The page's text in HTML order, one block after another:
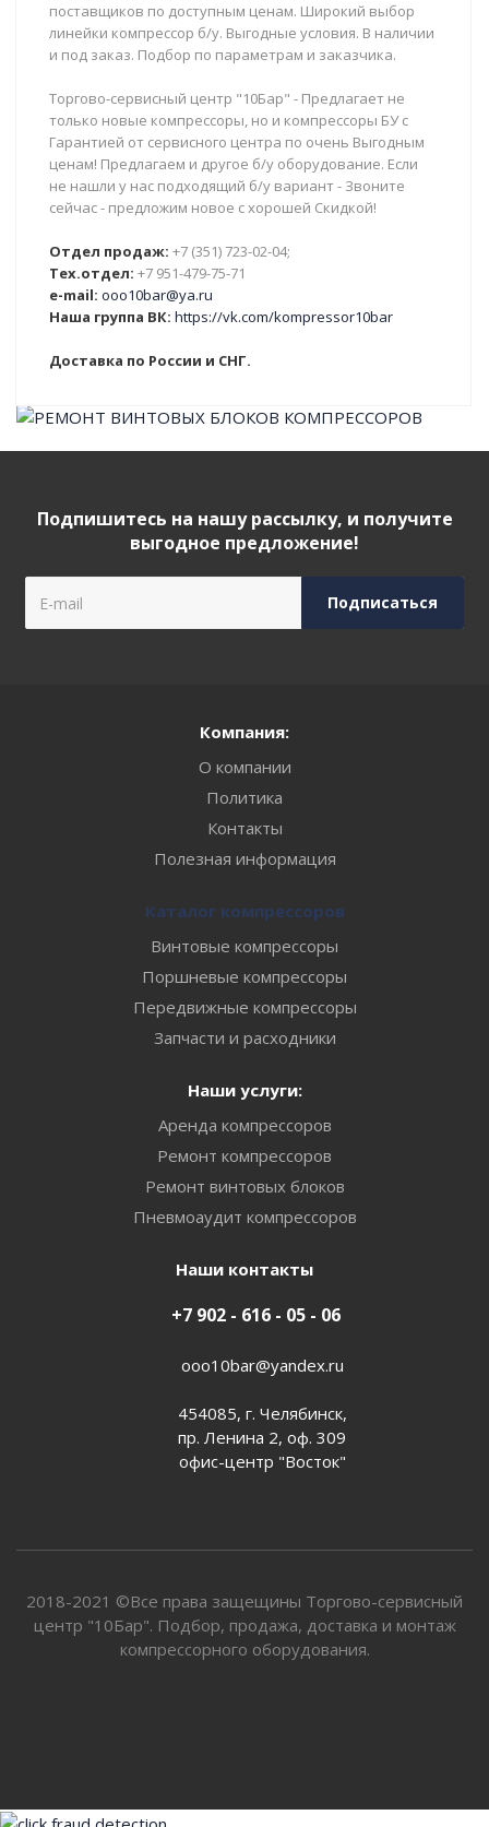
поставщиков по доступным ценам. Широкий выбор
линейки компрессор б/у. Выгодные условия. В наличии
и под заказ. Подбор по параметрам и заказчика.
Торгово-сервисный центр "10Бар" - Предлагает не
только новые компрессоры, но и компрессоры БУ с
Гарантией от сервисного центра по очень Выгодным
ценам! Предлагаем и другое б/у оборудование. Если
не нашли у нас подходящий б/у вариант - Звоните
сейчас - предложим новое с хорошей Скидкой!
Отдел продаж: +7 (351) 723-02-04;
Тех.отдел: +7 951-479-75-71
e-mail: ooo10bar@ya.ru
Наша группа ВК: https://vk.com/kompressor10bar
Доставка по России и СНГ.
Подпишитесь на нашу рассылку, и получите
выгодное предложение!
Компания:
О компании
Политика
Контакты
Полезная информация
Каталог компрессоров
Винтовые компрессоры
Поршневые компрессоры
Передвижные компрессоры
Запчасти и расходники
Наши услуги:
Аренда компрессоров
Ремонт компрессоров
Ремонт винтовых блоков
Пневмоаудит компрессоров
Наши контакты
+7 902 - 616 - 05 - 06
ooo10bar@yandex.ru
454085, г. Челябинск,
пр. Ленина 2, оф. 309
офис-центр "Восток"
2018-2021 ©Все права защещины Торгово-сервисный
центр "10Бар". Подбор, продажа, доставка и монтаж
компрессорного оборудования.